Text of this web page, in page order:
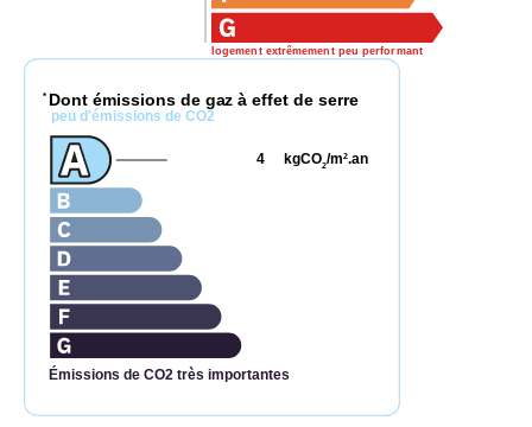
logement extrêmement peu performant
* Dont émissions de gaz à effet de serre
peu d'émissions de CO2
Émissions de CO2 très importantes
kgCO2/m2.an
4